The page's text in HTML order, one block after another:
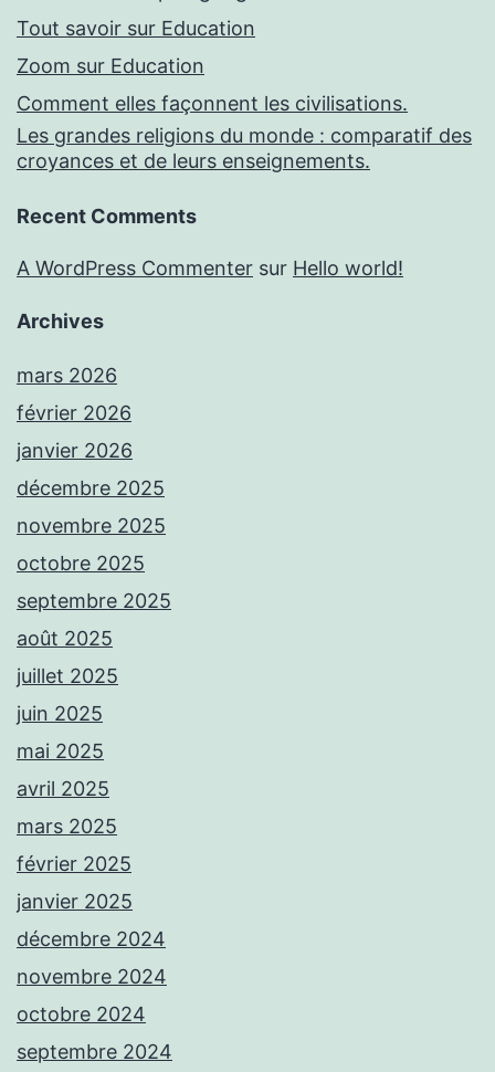
Tout savoir sur Education
Zoom sur Education
Comment elles façonnent les civilisations.
Les grandes religions du monde : comparatif des
croyances et de leurs enseignements.
Recent Comments
A WordPress Commenter sur Hello world!
Archives
mars 2026
février 2026
janvier 2026
décembre 2025
novembre 2025
octobre 2025
septembre 2025
août 2025
juillet 2025
juin 2025
mai 2025
avril 2025
mars 2025
février 2025
janvier 2025
décembre 2024
novembre 2024
octobre 2024
septembre 2024